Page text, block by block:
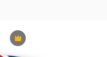
Premium